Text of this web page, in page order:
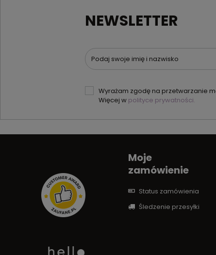
NEWSLETTER
Podaj swoje imię i nazwisko
Wyrażam zgodę na przetwarzanie
Więcej w polityce prywatności.
Moje
zamówienie
Status zamówienia
Śledzenie przesyłki